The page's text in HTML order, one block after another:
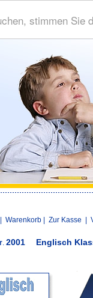
stimmen Sie
Warenkorb Zur Kasse
. 2001 Englisch